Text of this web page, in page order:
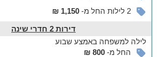
חנייה חופשית לשימוש האורחים
חדר כושר מאובזר הכולל משקולות, הליכונים
הדירות מתאימות גם לציבור הדתי ושומרי
כנסת במרחק הליכה, פלטת שבת ומיחם למים
2 לילות החל מ-
1,150 ₪
דירות 2 חדרי שינה
לילהלמשפחה באמצע שבוע
החל מ-800 ₪